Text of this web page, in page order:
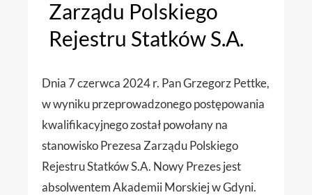
Zarządu Polskiego
Rejestru Statków S.A.
Dnia 7 czerwca 2024 r. Pan Grzegorz Pettke,
w wyniku przeprowadzonego postępowania
kwalifikacyjnego został powołany na
stanowisko Prezesa Zarządu Polskiego
Rejestru Statków S.A. Nowy Prezes jest
absolwentem Akademii Morskiej w Gdyni.